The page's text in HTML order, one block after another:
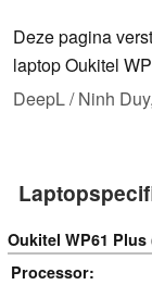
Deze pagina
laptop Oukitel
DeepL / Ninh Duy,
Oukitel WP61 Plus
Processor